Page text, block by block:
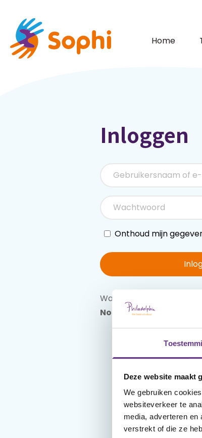
Deze website maakt
We gebruiken
websiteverkeer te
media, adverteren
verstrekt of die ze
Home
Inloggen
Onthoud mijn
Wachtwoord vergeten?
Nog geen account?